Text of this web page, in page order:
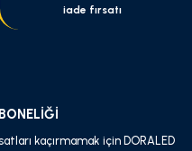
iade fırsatı
kaçırmamak için DORALED